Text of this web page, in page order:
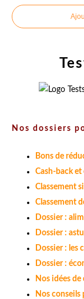
Nos dossiers
Bons de
Cash-back
Classement
Classement
Dossier :
Dossier :
Dossier : les
Dossier :
Nos idées
Nos conseils